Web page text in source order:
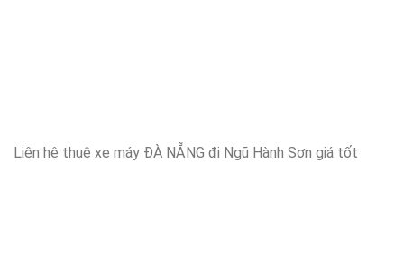
Liên hệ thuê xe máy ĐÀ NẴNG đi Ngũ Hành Sơn giá tốt